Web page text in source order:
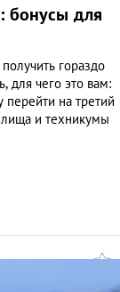
бонусы для
гораздо
для чего это вам:
перейти на третий
и техникумы